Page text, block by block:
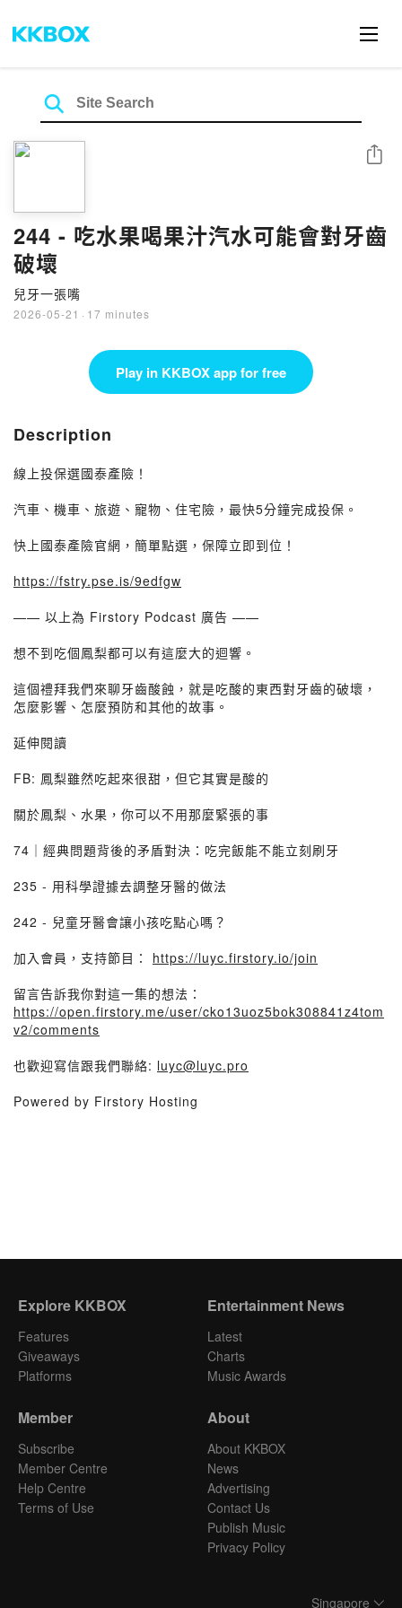
244 - 吃水果喝果汁汽水可能會對牙齒
破壞
兒牙一張嘴
2026-05-21 · 17 minutes
Share
Play in KKBOX app for free
Description
線上投保選國泰產險！
汽車、機車、旅遊、寵物、住宅險，最快5分鐘完成投保。
快上國泰產險官網，簡單點選，保障立即到位！
https://fstry.pse.is/9edfgw
—— 以上為 Firstory Podcast 廣告 ——
想不到吃個鳳梨都可以有這麼大的迴響。
這個禮拜我們來聊牙齒酸蝕，就是吃酸的東西對牙齒的破壞，
怎麼影響、怎麼預防和其他的故事。
延伸閱讀
FB: 鳳梨雖然吃起來很甜，但它其實是酸的
關於鳳梨、水果，你可以不用那麼緊張的事
74｜經典問題背後的矛盾對決：吃完飯能不能立刻刷牙
235 - 用科學證據去調整牙醫的做法
242 - 兒童牙醫會讓小孩吃點心嗎？
加入會員，支持節目： https://luyc.firstory.io/join
留言告訴我你對這一集的想法：
https://open.firstory.me/user/cko13uoz5bok308841z4tom
v2/comments
也歡迎寫信跟我們聯絡: luyc@luyc.pro
Powered by Firstory Hosting
Explore KKBOX
Features
Giveaways
Platforms
Entertainment News
Latest
Charts
Music Awards
Member
Subscribe
Member Centre
Help Centre
Terms of Use
About
About KKBOX
News
Advertising
Contact Us
Publish Music
Privacy Policy
Singapore